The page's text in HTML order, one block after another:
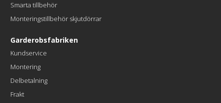
Smarta tillbehör
Monteringstillbehör skjutdörrar
Garderobsfabriken
Kundservice
Montering
Delbetalning
Frakt